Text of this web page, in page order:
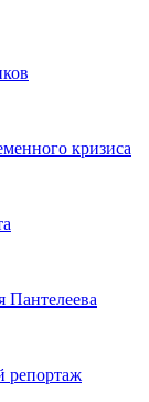
кризиса
Пантелеева
репортаж